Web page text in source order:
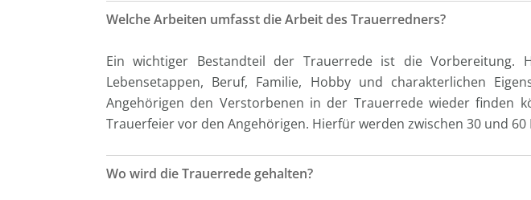
Welche Arbeiten umfasst die Arbeit des Trauerredners?
Ein wichtiger Bestandteil der Trauerrede ist die Vorbereitung.
Lebensetappen, Beruf, Familie, Hobby und charakterlichen
Angehörigen den Verstorbenen in der Trauerrede wieder finden
Trauerfeier vor den Angehörigen. Hierfür werden zwischen 30 und
Wo wird die Trauerrede gehalten?